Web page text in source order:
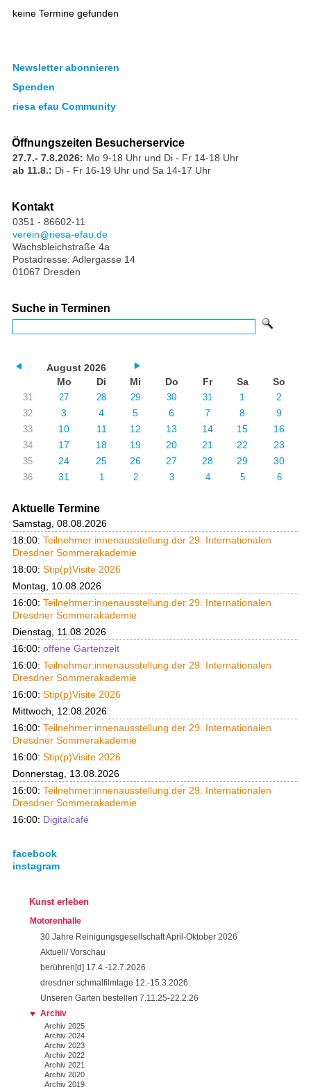
keine Termine gefunden
Newsletter abonnieren
Spenden
riesa efau Community
Öffnungszeiten Besucherservice
27.7.- 7.8.2026: Mo 9-18 Uhr und Di - Fr 14-18 Uhr
ab 11.8.: Di - Fr 16-19 Uhr und Sa 14-17 Uhr
Kontakt
0351 - 86602-11
verein
riesa-efau.de
Wachsbleichstraße 4a
Postadresse: Adlergasse 14
01067 Dresden
Suche in Terminen
August 2026
Mo
Di Mi Do Fr Sa So
31 27 28 29 30 31 1 2
32 3 4 5 6 7 8 9
33 10 11 12 13 14 15 16
34 17 18 19 20 21 22 23
35 24 25 26 27 28 29 30
36 31 1 2 3 4 5 6
Aktuelle Termine
Samstag, 08.08.2026
18:00: Teilnehmer:innenausstellung der 29. Internationalen
Dresdner Sommerakademie
18:00: Stip(p)Visite 2026
Montag, 10.08.2026
16:00: Teilnehmer:innenausstellung der 29. Internationalen
Dresdner Sommerakademie
Dienstag, 11.08.2026
16:00: offene Gartenzeit
16:00: Teilnehmer:innenausstellung der 29. Internationalen
Dresdner Sommerakademie
16:00: Stip(p)Visite 2026
Mittwoch, 12.08.2026
16:00: Teilnehmer:innenausstellung der 29. Internationalen
Dresdner Sommerakademie
16:00: Stip(p)Visite 2026
Donnerstag, 13.08.2026
16:00: Teilnehmer:innenausstellung der 29. Internationalen
Dresdner Sommerakademie
16:00: Digitalcafé
facebook
instagram
Kunst erleben
Motorenhalle
30 Jahre Reinigungsgesellschaft April-Oktober 2026
Aktuell/ Vorschau
berühren[d] 17.4.-12.7.2026
dresdner schmalfilmtage 12.-15.3.2026
Unseren Garten bestellen 7.11.25-22.2.26
Archiv
Archiv 2025
Archiv 2024
Archiv 2023
Archiv 2022
Archiv 2021
Archiv 2020
Archiv 2019